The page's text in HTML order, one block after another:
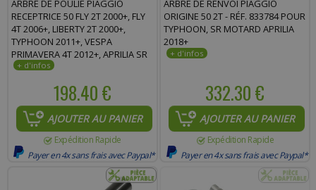
ARBRE DE POULIE PIAGGIO
RECEPTRICE 50 FLY 2T 2000+, FLY
4T 2006+, LIBERTY 2T 2000+,
TYPHOON 2011+, VESPA
PRIMAVERA 4T 2012+, APRILIA SR
MOTARD 2T 2012+, SPORT-CITY 2T
198.40 €
AJOUTER AU PANIER
Expédition Rapide
Payer en 4x sans frais avec Paypal*
ARBRE DE RENVOI PIAGGIO
ORIGINE 50 2T - RÉF. 833784 POUR
TYPHOON, SR MOTARD APRILIA
2018+
332.30 €
AJOUTER AU PANIER
Expédition Rapide
Payer en 4x sans frais avec Paypal*
Commentaire :